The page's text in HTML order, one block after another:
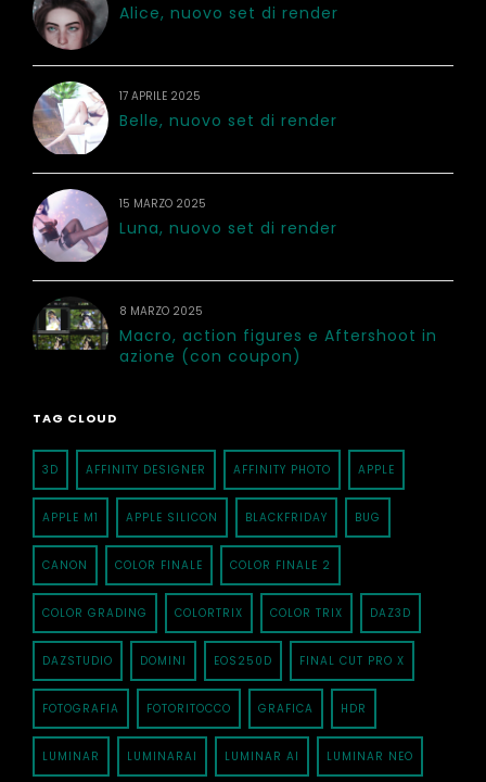
Alice, nuovo set di render
17 APRILE 2025
Belle, nuovo set di render
15 MARZO 2025
Luna, nuovo set di render
8 MARZO 2025
Macro, action figures e Aftershoot in
azione (con coupon)
TAG CLOUD
3D AFFINITY DESIGNER AFFINITY PHOTO APPLE
APPLE M1 APPLE SILICON BLACKFRIDAY BUG
CANON COLOR FINALE COLOR FINALE 2
COLOR GRADING COLORTRIX COLOR TRIX DAZ3D
DAZSTUDIO DOMINI EOS250D FINAL CUT PRO X
FOTOGRAFIA FOTORITOCCO GRAFICA HDR
LUMINAR LUMINARAI LUMINAR AI LUMINAR NEO